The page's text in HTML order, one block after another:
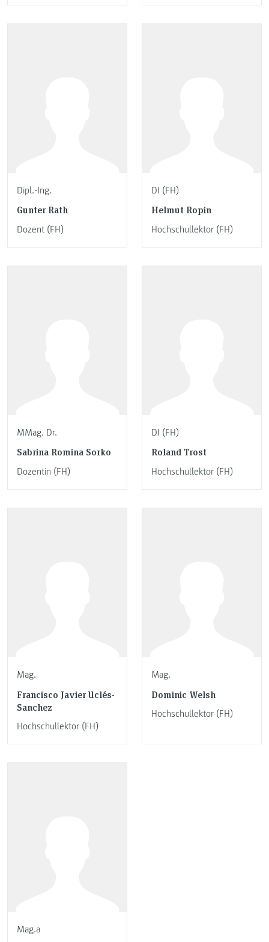
Dipl.-Ing.
Gunter Rath
Dozent (FH)
DI (FH)
Helmut Ropin
Hochschullektor (FH)
MMag. Dr.
Sabrina Romina Sorko
Dozentin (FH)
DI (FH)
Roland Trost
Hochschullektor (FH)
Mag.
Francisco Javier Uclés-
Sanchez
Hochschullektor (FH)
Mag.
Dominic Welsh
Hochschullektor (FH)
Mag.a